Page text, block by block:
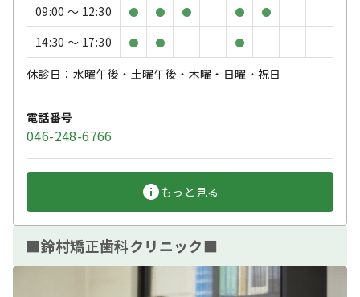
09:00 〜 12:30
● ● ● ● ●
14:30 〜 17:30 ● ● ●
休診日：水曜午後・土曜午後・木曜・日曜・祝日
電話番号
046-248-6766
もっと見る
■鈴村矯正歯科クリニック■